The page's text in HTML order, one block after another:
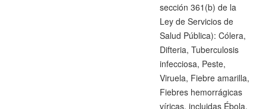
sección 361(b) de la
Ley de Servicios de
Salud Pública): Cólera,
Difteria, Tuberculosis
infecciosa, Peste,
Viruela, Fiebre amarilla,
Fiebres hemorrágicas
víricas, incluidas Ébola,